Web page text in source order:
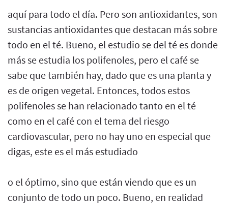
aquí para todo el día. Pero son antioxidantes, son
sustancias antioxidantes que destacan más sobre
todo en el té. Bueno, el estudio se del té es donde
más se estudia los polifenoles, pero el café se
sabe que también hay, dado que es una planta y
es de origen vegetal. Entonces, todos estos
polifenoles se han relacionado tanto en el té
como en el café con el tema del riesgo
cardiovascular, pero no hay uno en especial que
digas, este es el más estudiado
o el óptimo, sino que están viendo que es un
conjunto de todo un poco. Bueno, en realidad